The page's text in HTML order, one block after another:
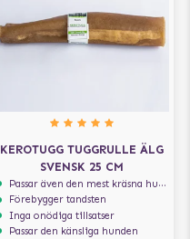
KEROTUGG TUGGRULLE ÄLG
SVENSK 25 CM
Passar även den mest kräsna hunden
Förebygger tandsten
Inga onödiga tillsatser
Passar den känsliga hunden